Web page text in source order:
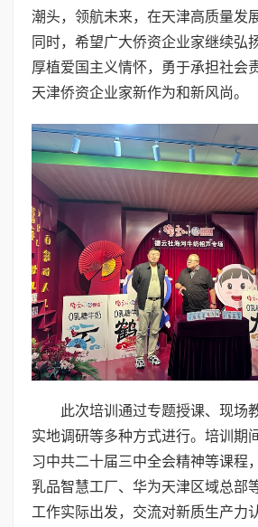
潮头，领航未来，在天津高质量发
同时，希望广大侨资企业家继续弘
厚植爱国主义情怀，勇于承担社会
天津侨资企业家新作为和新风尚。
此次培训通过专题授课、现场
实地调研等多种方式进行。培训期
习中共二十届三中全会精神等课程
乳品智慧工厂、华为天津区域总部
工作实际出发，交流对新质生产力